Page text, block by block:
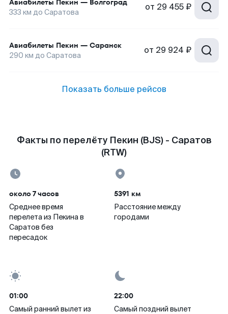
Авиабилеты Пекин — Волгоград
333 км до Саратова от 29 455 ₽
Авиабилеты Пекин — Саранск
290 км до Саратова от 29 924 ₽
Показать больше рейсов
Факты по перелёту Пекин (BJS) - Саратов
(RTW)
около 7 часов
Среднее время
перелета из Пекина в
Саратов без
пересадок
5391 км
Расстояние между
городами
01:00
Самый ранний вылет из
22:00
Самый поздний вылет